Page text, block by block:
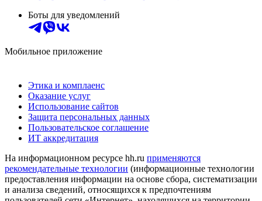
Боты для уведомлений
Мобильное приложение
Этика и комплаенс
Оказание услуг
Использование сайтов
Защита персональных данных
Пользовательское соглашение
ИТ аккредитация
На информационном ресурсе hh.ru применяются
рекомендательные технологии (информационные технологии
предоставления информации на основе сбора, систематизации
и анализа сведений, относящихся к предпочтениям